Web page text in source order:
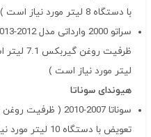
با دستگاه 8 لیتر مورد نیاز است )
لیتر مورد نیاز است )
هیوندای سوناتا
تعویض با دستگاه 10 لیتر مورد نیاز است )